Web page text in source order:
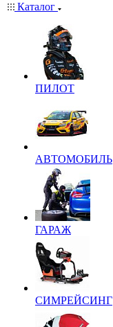
Каталог
ПИЛОТ
АВТОМОБИЛЬ
ГАРАЖ
СИМРЕЙСИНГ